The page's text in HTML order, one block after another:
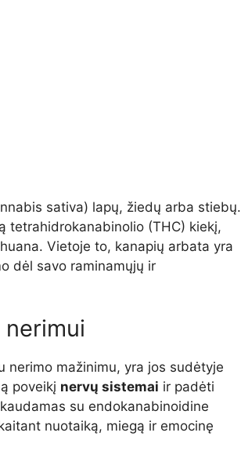
sativa) lapų, žiedų arba stiebų.
tetrahidrokanabinolio (THC) kiekį,
Vietoje to, kanapių arbata yra
dėl savo raminamųjų ir
nerimo mažinimu, yra jos sudėtyje
poveikį nervų sistemai ir padėti
su endokanabinoidine
nuotaiką, miegą ir emocinę